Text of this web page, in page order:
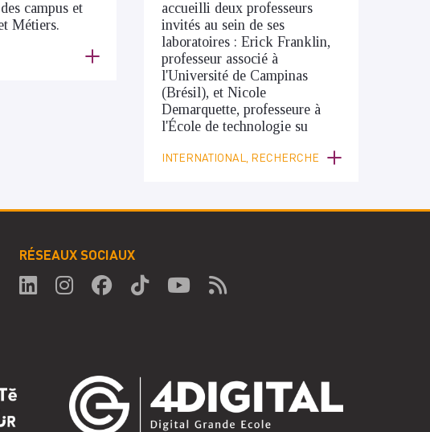
campus et
Métiers.
accueilli deux professeurs
invités au sein de ses
laboratoires : Erick Franklin,
professeur associé à
l'Université de Campinas
(Brésil), et Nicole
Demarquette, professeure à
l'École de technologie su
INTERNATIONAL, RECHERCHE
RÉSEAUX SOCIAUX